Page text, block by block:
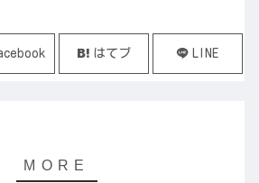
はてブ LINE